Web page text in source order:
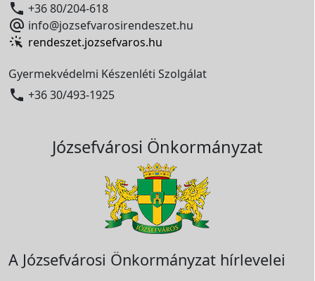
 +36 80/204-618
 info@jozsefvarosirendeszet.hu
rendeszet.jozsefvaros.hu
Gyermekvédelmi Készenléti Szolgálat
 +36 30/493-1925
Józsefvárosi Önkormányzat
A Józsefvárosi Önkormányzat hírlevelei